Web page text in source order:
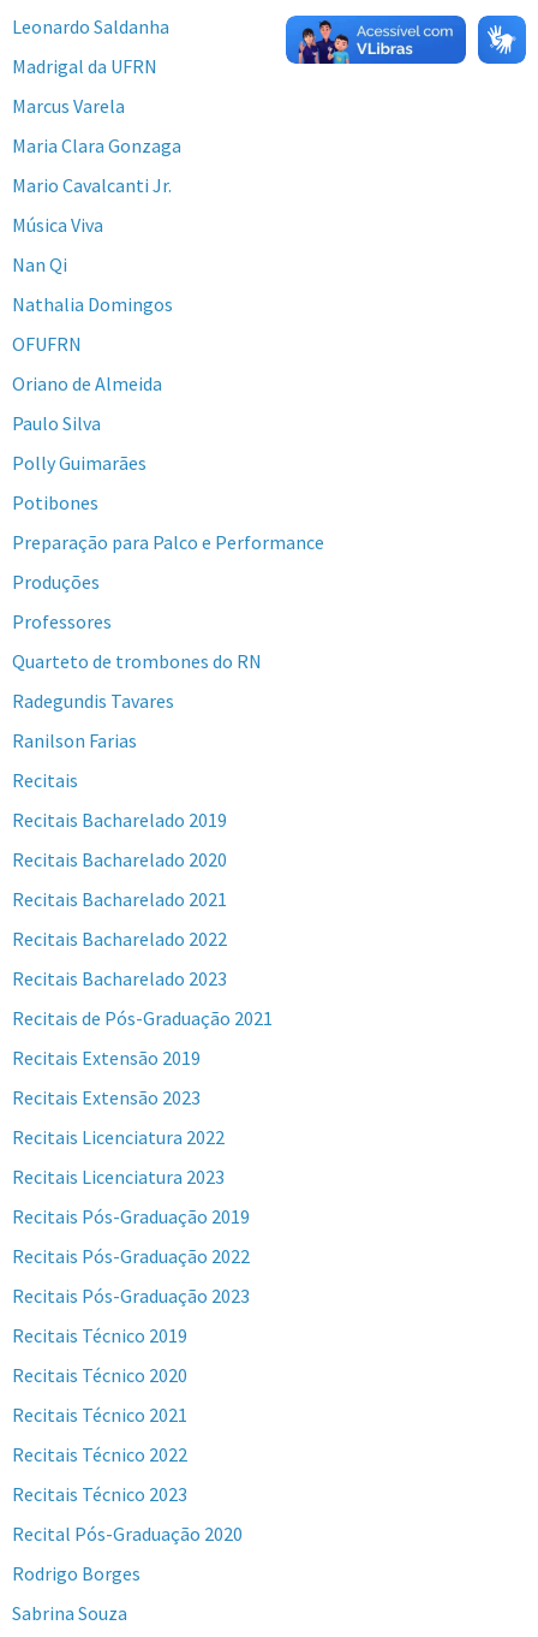
Leonardo Saldanha
Madrigal da UFRN
Marcus Varela
Maria Clara Gonzaga
Mario Cavalcanti Jr.
Música Viva
Nan Qi
Nathalia Domingos
OFUFRN
Oriano de Almeida
Paulo Silva
Polly Guimarães
Potibones
Preparação para Palco e Performance
Produções
Professores
Quarteto de trombones do RN
Radegundis Tavares
Ranilson Farias
Recitais
Recitais Bacharelado 2019
Recitais Bacharelado 2020
Recitais Bacharelado 2021
Recitais Bacharelado 2022
Recitais Bacharelado 2023
Recitais de Pós-Graduação 2021
Recitais Extensão 2019
Recitais Extensão 2023
Recitais Licenciatura 2022
Recitais Licenciatura 2023
Recitais Pós-Graduação 2019
Recitais Pós-Graduação 2022
Recitais Pós-Graduação 2023
Recitais Técnico 2019
Recitais Técnico 2020
Recitais Técnico 2021
Recitais Técnico 2022
Recitais Técnico 2023
Recital Pós-Graduação 2020
Rodrigo Borges
Sabrina Souza